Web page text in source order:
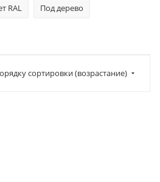
RAL Под дерево
сортировки (возрастание)